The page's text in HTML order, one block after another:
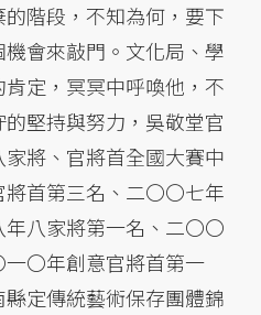
階段，不知為何，要下
會來敲門。文化局、學
定，冥冥中呼喚他，不
堅持與努力，吳敬堂官
將、官將首全國大賽中
首第三名、二〇〇七年
八家將第一名、二〇〇
〇年創意官將首第一
定傳統藝術保存團體錦